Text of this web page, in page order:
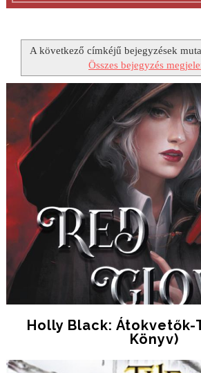
A következő címkéjű bejegyzések
Összes bejegyzés
Holly Black: Átokvetők-
Könyv)